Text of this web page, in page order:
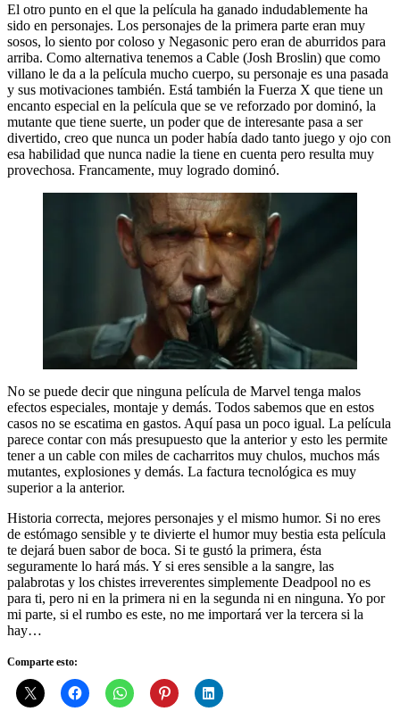
El otro punto en el que la película ha ganado indudablemente ha
sido en personajes. Los personajes de la primera parte eran muy
sosos, lo siento por coloso y Negasonic pero eran de aburridos para
arriba. Como alternativa tenemos a Cable (Josh Broslin) que como
villano le da a la película mucho cuerpo, su personaje es una pasada
y sus motivaciones también. Está también la Fuerza X que tiene un
encanto especial en la película que se ve reforzado por dominó, la
mutante que tiene suerte, un poder que de interesante pasa a ser
divertido, creo que nunca un poder había dado tanto juego y ojo con
esa habilidad que nunca nadie la tiene en cuenta pero resulta muy
provechosa. Francamente, muy logrado dominó.
No se puede decir que ninguna película de Marvel tenga malos
efectos especiales, montaje y demás. Todos sabemos que en estos
casos no se escatima en gastos. Aquí pasa un poco igual. La película
parece contar con más presupuesto que la anterior y esto les permite
tener a un cable con miles de cacharritos muy chulos, muchos más
mutantes, explosiones y demás. La factura tecnológica es muy
superior a la anterior.
Historia correcta, mejores personajes y el mismo humor. Si no eres
de estómago sensible y te divierte el humor muy bestia esta película
te dejará buen sabor de boca. Si te gustó la primera, ésta
seguramente lo hará más. Y si eres sensible a la sangre, las
palabrotas y los chistes irreverentes simplemente Deadpool no es
para ti, pero ni en la primera ni en la segunda ni en ninguna. Yo por
mi parte, si el rumbo es este, no me importará ver la tercera si la
hay…
Comparte esto: